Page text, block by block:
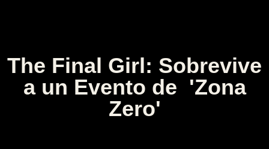
The Final Girl: Sobrevive
a un Evento de 'Zona
Zero'